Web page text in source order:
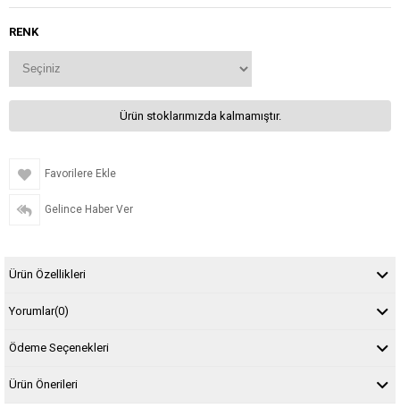
RENK
Ürün stoklarımızda kalmamıştır.
Favorilere Ekle
Gelince Haber Ver
Ürün Özellikleri
Yorumlar(0)
Ödeme Seçenekleri
Ürün Önerileri